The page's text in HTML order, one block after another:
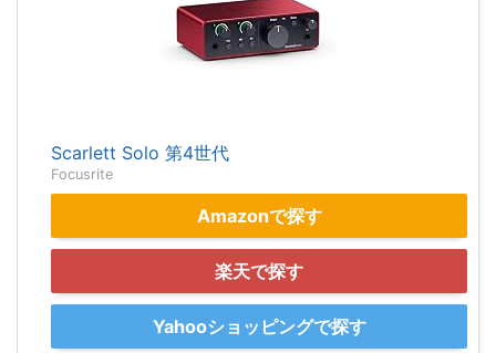
Scarlett Solo 第4世代
Focusrite
Amazonで探す
楽天で探す
Yahooショッピングで探す